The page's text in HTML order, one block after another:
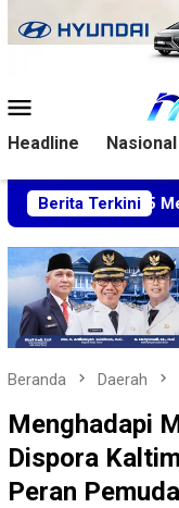
ke
Mobile
Headline Nasional
Berita Terkini
5 Medali di
Beranda Daerah
Menghadapi
Dispora
Peran Pemuda